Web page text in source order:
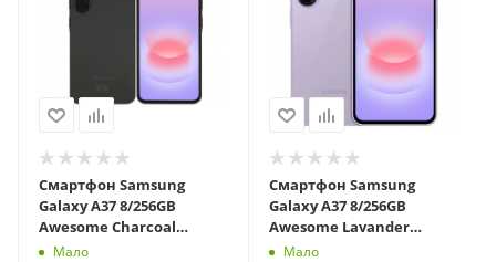
Смартфон Samsung
Galaxy A37 8/256GB
Awesome Charcoal
(Черный)
Мало
Смартфон Samsung
Galaxy A37 8/256GB
Awesome Lavander
(Фиолетовый)
Мало